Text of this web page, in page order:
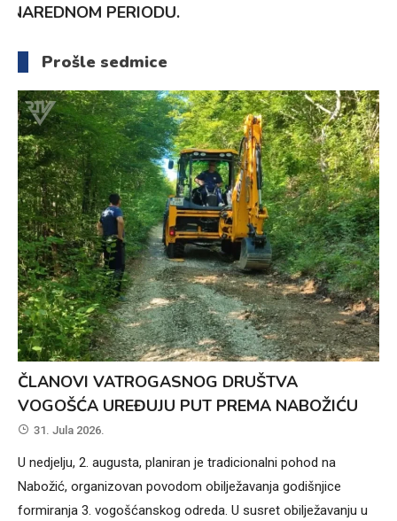
5. Augusta 2026.
Prošle sedmice
ČLANOVI VATROGASNOG DRUŠTVA
VOGOŠĆA UREĐUJU PUT PREMA NABOŽIĆU
31. Jula 2026.
U nedjelju, 2. augusta, planiran je tradicionalni pohod na
Nabožić, organizovan povodom obilježavanja godišnjice
formiranja 3. vogošćanskog odreda. U susret obilježavanju u